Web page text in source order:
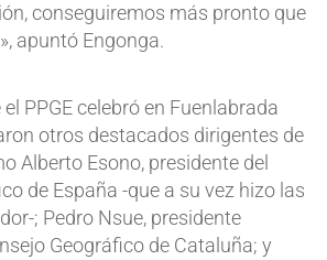
conseguiremos más pronto que
apuntó Engonga.
PPGE celebró en Fuenlabrada
otros destacados dirigentes de
Alberto Esono, presidente del
de España -que a su vez hizo las
; Pedro Nsue, presidente
Geográfico de Cataluña; y